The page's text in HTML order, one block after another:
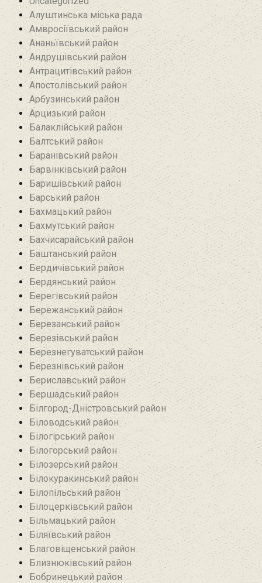
Алуштинська міська рада
Амвросіївський район
Ананьївський район‎
Андрушівський район‎
Антрацитівський район‎
Апостолівський район
Арбузинський район‎
Арцизький район‎
Балаклійський район
Балтський район‎
Баранівський район‎
Барвінківський район
Баришівський район
Барський район
Бахмацький район
Бахмутський район
Бахчисарайський район
Баштанський район
Бердичівський район
Бердянський район
Берегівський район
Бережанський район‎
Березанський район‎
Березівський район
Березнегуватський район‎
Березнівський район‎
Бериславський район
Бершадський район
Білгород-Дністровський район
Біловодський район‎
Білогірський район
Білогорський район
Білозерський район
Білокуракинський район‎
Білопільський район
Білоцерківський район
Більмацький район
Біляївський район‎
Благовіщенський район
Близнюківський район
Бобринецький район